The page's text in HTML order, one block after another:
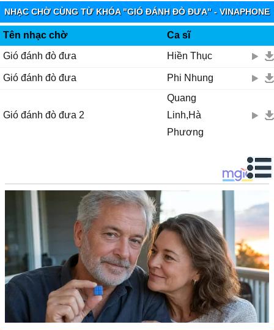
NHẠC CHỜ CÙNG TỪ KHÓA "GIÓ ĐÁNH ĐÒ ĐƯA" - VINAPHONE
Tên nhạc chờ
Ca sĩ
Gió đánh đò đưa
Hiền Thục
Gió đánh đò đưa Phi Nhung
Gió đánh đò đưa 2
Quang
Linh,Hà
Phương